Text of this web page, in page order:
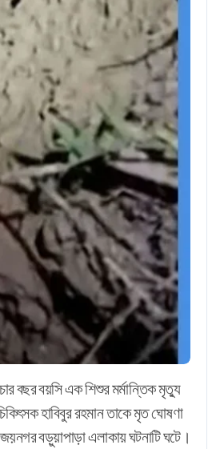
হাবিবুর রহমান তাকে মৃত ঘোষণা
বড়ুয়াপাড়া এলাকায় ঘটনাটি ঘটে।